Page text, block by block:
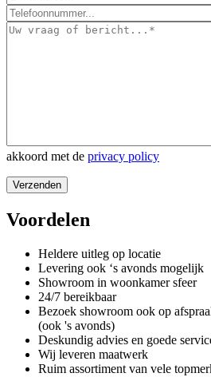
akkoord met de privacy policy
Voordelen
Heldere uitleg op locatie
Levering ook ‘s avonds mogelijk
Showroom in woonkamer sfeer
24/7 bereikbaar
Bezoek showroom ook op
(ook 's avonds)
Deskundig advies en goede
Wij leveren maatwerk
Ruim assortiment van vele